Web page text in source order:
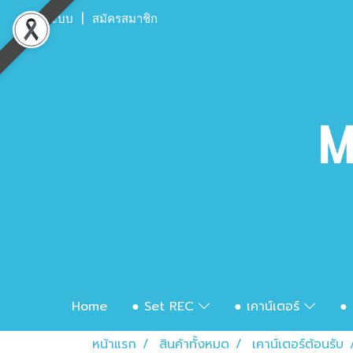
เข้าสู่ระบบ สมัครสมาชิก
Home ● Set REC ● เคาน์เตอร์
●
หน้าแรก
สินค้าทั้งหมด เคาน์เตอร์ต้อนรับ